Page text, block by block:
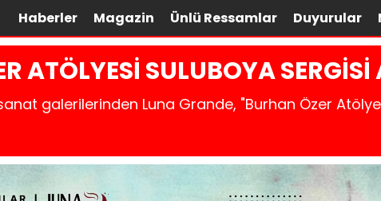
Haberler Magazin Ünlü Ressamlar Duyurular
ATÖLYESİ SULUBOYA
galerilerinden Luna Grande, "Burhan Özer